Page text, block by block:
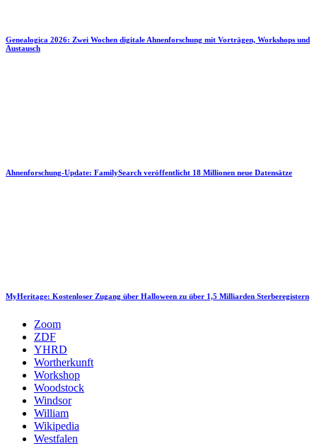
Genealogica 2026: Zwei Wochen digitale Ahnenforschung mit Vorträgen, Workshops und
Austausch
Ahnenforschung-Update: FamilySearch veröffentlicht 18 Millionen neue Datensätze
MyHeritage: Kostenloser Zugang über Halloween zu über 1,5 Milliarden Sterberegistern
Zoom
ZDF
YHRD
Wortherkunft
Workshop
Woodstock
Windsor
William
Wikipedia
Westfalen